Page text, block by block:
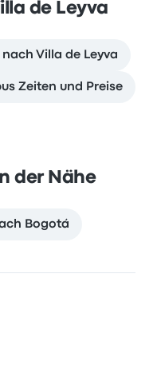
de Leyva
Villa de Leyva
Zeiten und Preise
der Nähe
Bogotá